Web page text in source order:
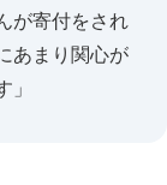
が寄付をされ
あまり関心が